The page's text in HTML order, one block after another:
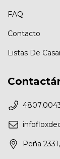
FAQ
Contacto
Listas De
Peña